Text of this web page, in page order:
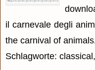
il carnevale degli
the carnival of
Schlagworte: